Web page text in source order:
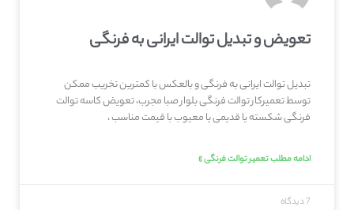
تعویض و تبدیل توالت ایرانی به فرنگی
تبدیل توالت ایرانی به فرنگی و بالعکس با کمترین تخریب ممکن
توسط تعمیرکار توالت فرنگی بلوار صبا مجرب، تعویض کاسه توالت
فرنگی شکسته یا قدیمی یا معیوب با قیمت مناسب ،
ادامه مطلب تعمیر توالت فرنگی »
7 دیدگاه